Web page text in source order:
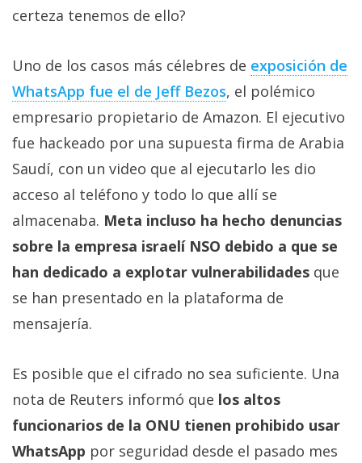
certeza tenemos de ello?
Uno de los casos más célebres de exposición de
WhatsApp fue el de Jeff Bezos, el polémico
empresario propietario de Amazon. El ejecutivo
fue hackeado por una supuesta firma de Arabia
Saudí, con un video que al ejecutarlo les dio
acceso al teléfono y todo lo que allí se
almacenaba. Meta incluso ha hecho denuncias
sobre la empresa israelí NSO debido a que se
han dedicado a explotar vulnerabilidades que
se han presentado en la plataforma de
mensajería.
Es posible que el cifrado no sea suficiente. Una
nota de Reuters informó que los altos
funcionarios de la ONU tienen prohibido usar
WhatsApp por seguridad desde el pasado mes